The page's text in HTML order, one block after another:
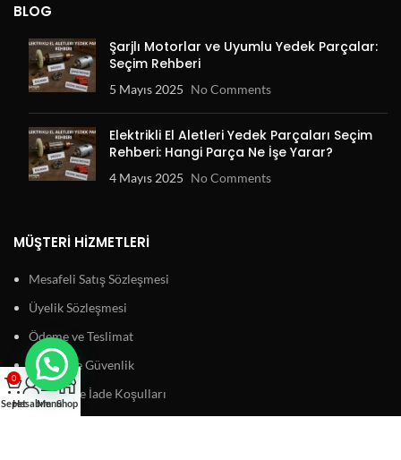
BLOG
Şarjlı Motorlar ve Uyumlu Yedek Parçalar:
Seçim Rehberi
5 Mayıs 2025 No Comments
Elektrikli El Aletleri Yedek Parçaları Seçim
Rehberi: Hangi Parça Ne İşe Yarar?
4 Mayıs 2025 No Comments
MÜŞTERI HIZMETLERI
Mesafeli Satış Sözleşmesi
Üyelik Sözleşmesi
Ödeme ve Teslimat
Gizlilik ve Güvenlik
Garanti ve İade Koşulları
0
SepetHesabımMenuShop